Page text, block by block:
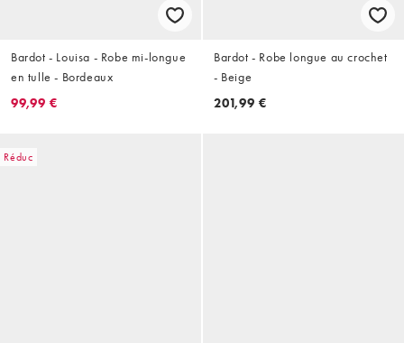
Bardot - Louisa - Robe mi-longue
en tulle - Bordeaux
99,99 €
Bardot - Robe longue au crochet
- Beige
201,99 €
Réduc